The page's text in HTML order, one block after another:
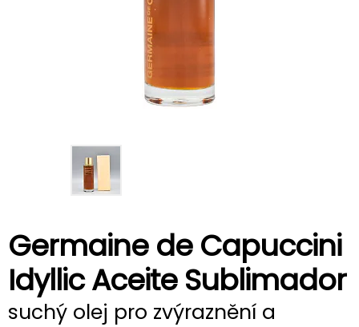
Germaine de Capuccini
Idyllic Aceite Sublimador
suchý olej pro zvýraznění a